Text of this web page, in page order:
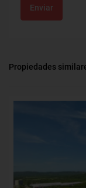
Enviar
Propiedades